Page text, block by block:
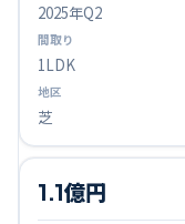
2025年Q2
1LDK
芝
1.1億円